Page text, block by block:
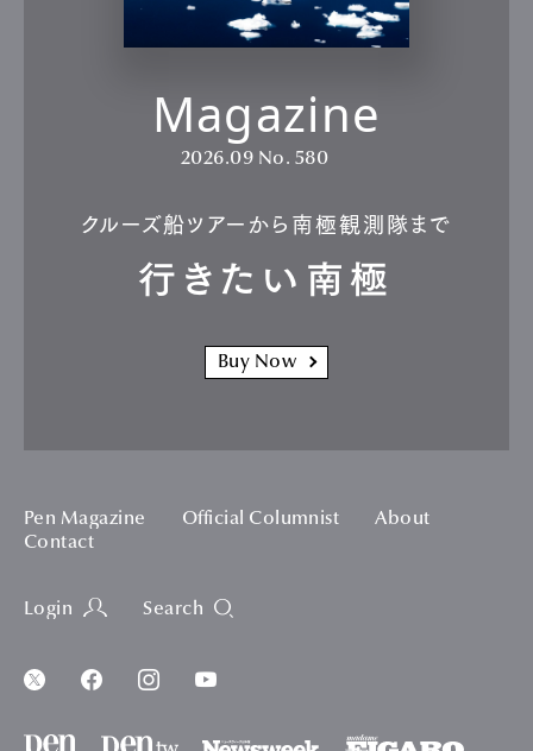
Magazine
2026.09 No. 580
クルーズ船ツアーから南極観測隊まで
行きたい南極
Buy Now
Pen Magazine Official Columnist
About
Contact
Login Search